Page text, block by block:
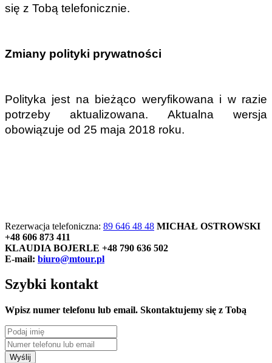
się z Tobą telefonicznie.
Zmiany polityki prywatności
Polityka jest na bieżąco weryfikowana i w razie
potrzeby aktualizowana. Aktualna wersja
obowiązuje od 25 maja 2018 roku.
Rezerwacja telefoniczna: 89 646 48 48 MICHAŁ OSTROWSKI
+48 606 873 411
KLAUDIA BOJERLE +48 790 636 502
E-mail: biuro@mtour.pl
Szybki kontakt
Wpisz numer telefonu lub email. Skontaktujemy się z Tobą
Wyślij